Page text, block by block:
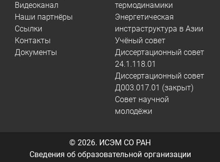
Видеоканал
Наши партнёры
Ссылки
Контакты
Документы
термодинамики
Энергетическая
инстраструктура в Азии
Учёный совет
Диссертационный совет
24.1.118.01
Диссертационный совет
Д003.017.01 (закрыт)
Совет научной
молодёжи
© 2026. ИСЭМ СО РАН
Сведения об образовательной организации